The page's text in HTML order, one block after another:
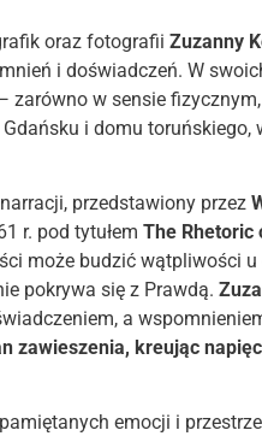
oraz fotografii Zuzanny
i doświadczeń. W
w sensie
i domu toruńskiego,
przedstawiony przez
r. pod tytułem The Rhetoric
może budzić wątpliwości
pokrywa się z Prawdą.
a
zawieszenia, kreując
emocji i